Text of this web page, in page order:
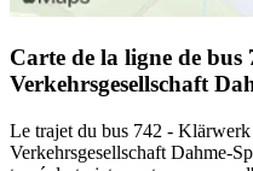
Carte de la ligne de bus
Verkehrsgesellschaft
Le trajet du bus 742 -
Verkehrsgesellschaft Dahme-